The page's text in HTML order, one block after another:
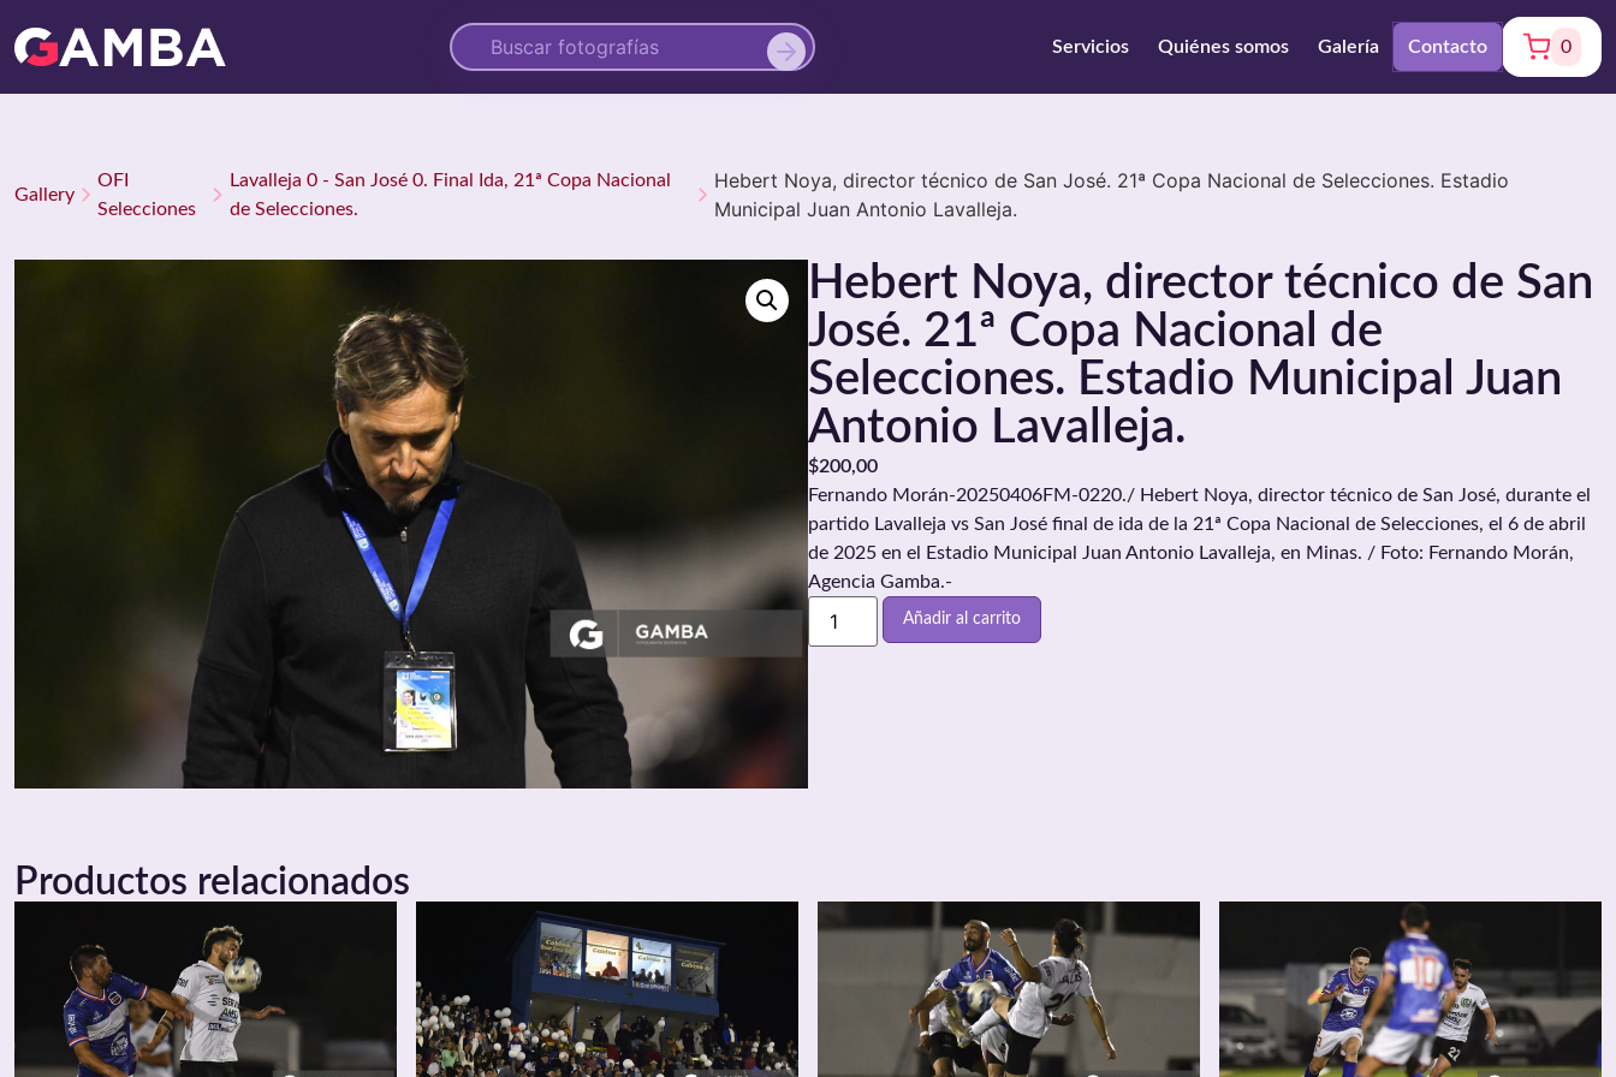
Servicios Quiénes somos Galería Contacto 0
Gallery
OFI
Selecciones
Lavalleja 0 - San José 0. Final Ida, 21ª Copa Nacional
de Selecciones.
Hebert Noya, director técnico de San José. 21ª Copa Nacional de Selecciones. Estadio
Municipal Juan Antonio Lavalleja.
Hebert Noya, director técnico de San
José. 21ª Copa Nacional de
Selecciones. Estadio Municipal Juan
Antonio Lavalleja.
$200,00
Fernando Morán-20250406FM-0220./ Hebert Noya, director técnico de San José, durante el
partido Lavalleja vs San José final de ida de la 21ª Copa Nacional de Selecciones, el 6 de abril
de 2025 en el Estadio Municipal Juan Antonio Lavalleja, en Minas. / Foto: Fernando Morán,
Agencia Gamba.-
Añadir al carrito
Productos relacionados